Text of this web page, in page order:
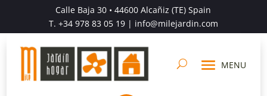
Calle Baja 30 • 44600 Alcañiz (TE) Spain
T. +34 978 83 05 19| info@milejardin.com